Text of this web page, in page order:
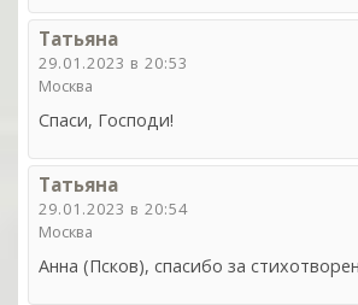
Татьяна
29.01.2023 в 20:53
Москва
Спаси, Господи!
Татьяна
29.01.2023 в 20:54
Москва
Анна (Псков), спасибо за